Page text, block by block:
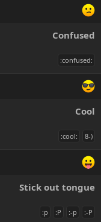
Confused
:confused:
Cool
:cool: 8-)
Stick out tongue
:p :P :-p :-P